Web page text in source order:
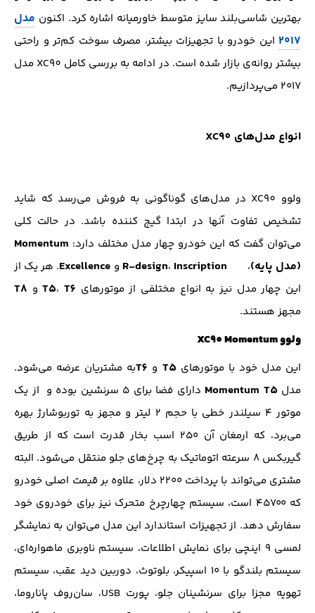
بهترین شاسی‌بلند سایز متوسط خاورمیانه اشاره کرد. اکنون مدل
۲۰۱۷ این خودرو با تجهیزات بیشتر، مصرف سوخت کم‌تر و راحتی
بیشتر روانه‌ی بازار شده است. در ادامه به بررسی کامل XC90 مدل
۲۰۱۷ می‌پردازیم.
انواع مدل‌ها‌ی XC90
ولوو XC90 در مدل‌های گوناگونی به فروش می‌رسد که شاید
تشخیص تفاوت آنها در ابتدا گیج کننده باشد. در حالت کلی
می‌توان گفت که این خودرو چهار مدل مختلف دارد: Momentum
(مدل پایه)، R-design، Inscription و Excellence. هر یک از
این چهار مدل نیز به انواع مختلفی از موتورهای
T۵،T6 و T8
مجهز هستند.
ولوو XC90 Momentum
این مدل خود با موتورهایT5 و T6‌به مشتریان عرضه می‌شود.
مدلMomentum T5
دارای فضا برای ۵ سرنشین بوده و از یک
موتور ۴ سیلندر خطی با حجم ۲ لیتر و مجهز به توربوشارژ بهره
می‌برد، که ارمغان آن ۲۵۰ اسب بخار قدرت است که از طریق
گیربکس ۸ سرعته اتوماتیک به چرخ‌های جلو منتقل می‌شود. البته
مشتری می‌تواند با پرداخت ۲۲۰۰ دلار، علاوه بر قیمت اصلی خودرو
که ۴۵۷۰۰ است، سیستم چهارچرخ متحرک نیز برای خودروی خود
سفارش دهد. از تجهیزات استاندارد این مدل می‌توان به نمایشگر
لمسی ۹ اینچی برای نمایش اطلاعات، سیستم ناوبری ماهواره‌ای،
سیستم بلندگو با ۱۰ اسپیکر، بلوتوث، دوربین دید عقب، سیستم
تهویه‌ مجزا برای سرنشینان جلو، پورت USB، سان‌روف پاناروما،